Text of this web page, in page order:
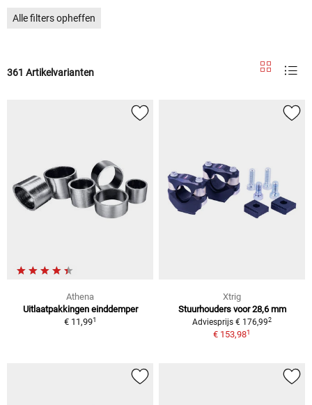
Alle filters opheffen
361 Artikelvarianten
Athena
Uitlaatpakkingen einddemper
€ 11,991
Xtrig
Stuurhouders voor 28,6 mm
Adviesprijs € 176,992
€ 153,981